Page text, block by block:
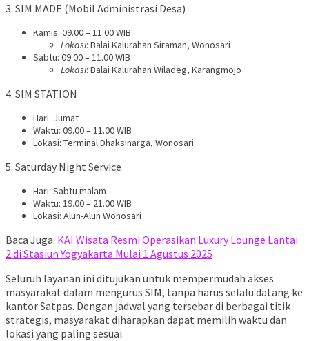
3. SIM MADE (Mobil Administrasi Desa)
Kamis: 09.00 – 11.00 WIB
Lokasi: Balai Kalurahan Siraman, Wonosari
Sabtu: 09.00 – 11.00 WIB
Lokasi: Balai Kalurahan Wiladeg, Karangmojo
4. SIM STATION
Hari: Jumat
Waktu: 09.00 – 11.00 WIB
Lokasi: Terminal Dhaksinarga, Wonosari
5. Saturday Night Service
Hari: Sabtu malam
Waktu: 19.00 – 21.00 WIB
Lokasi: Alun-Alun Wonosari
Baca Juga: KAI Wisata Resmi Operasikan Luxury Lounge Lantai
2 di Stasiun Yogyakarta Mulai 1 Agustus 2025
Seluruh layanan ini ditujukan untuk mempermudah akses
masyarakat dalam mengurus SIM, tanpa harus selalu datang ke
kantor Satpas. Dengan jadwal yang tersebar di berbagai titik
strategis, masyarakat diharapkan dapat memilih waktu dan
lokasi yang paling sesuai.